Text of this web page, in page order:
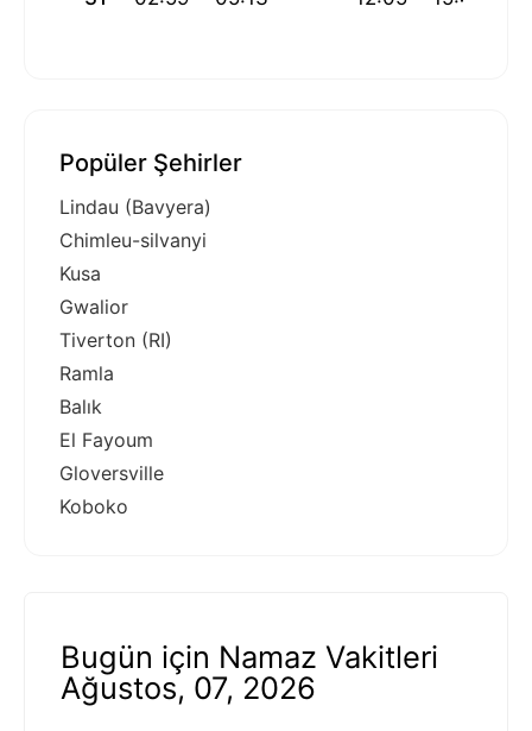
Popüler Şehirler
Lindau (Bavyera)
Chimleu-silvanyi
Kusa
Gwalior
Tiverton (RI)
Ramla
Balık
El Fayoum
Gloversville
Koboko
Bugün için Namaz Vakitleri
Ağustos, 07, 2026